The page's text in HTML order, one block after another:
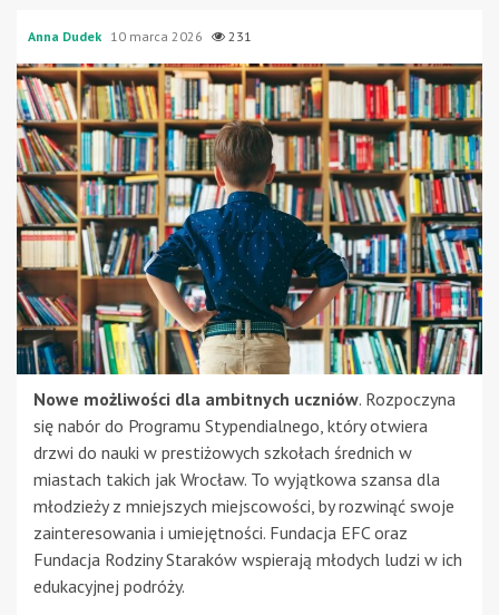
Anna Dudek 10 marca 2026 231
Nowe możliwości dla ambitnych uczniów. Rozpoczyna
się nabór do Programu Stypendialnego, który otwiera
drzwi do nauki w prestiżowych szkołach średnich w
miastach takich jak Wrocław. To wyjątkowa szansa dla
młodzieży z mniejszych miejscowości, by rozwinąć swoje
zainteresowania i umiejętności. Fundacja EFC oraz
Fundacja Rodziny Staraków wspierają młodych ludzi w ich
edukacyjnej podróży.